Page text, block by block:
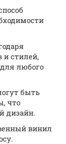
и стилей,
любого
быть
что
дизайн.
винил